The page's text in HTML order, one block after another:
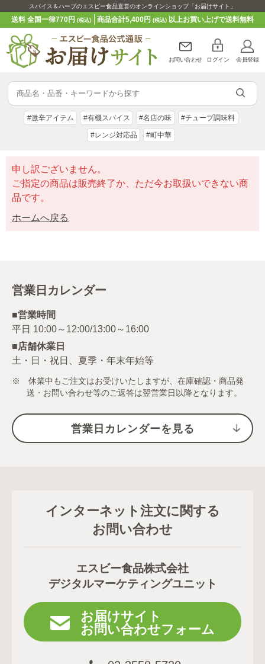
スパイス＆ハーブのエスビー食品直営のオンラインショップ「お届けサイト」
送料 全国一律770円(税込) 商品合計5,400円 (税込)以上お買い上げで送料無料
お問い合わせ ログイン 会員登録
#激辛アイテム #有機スパイス #名店の味 #チューブ調味料
#レンジ対応品 #町中華
申し訳ございません。
ご指定の商品は販売終了か、ただ今お取扱いできない商
品です。
ホームへ戻る
営業日カレンダー
■営業時間
■店舗休業日
土・日・祝日、夏季・年末年始等
※ 休業中もご注文はお受けいたしますが、在庫確認・商品発
送・お問い合わせ等のご返答は翌営業日以降となります。
営業日カレンダーを見る
インターネット注文に関する
お問い合わせ
エスビー食品株式会社
デジタルマーケティングユニット
お届けサイト
お問い合わせフォーム